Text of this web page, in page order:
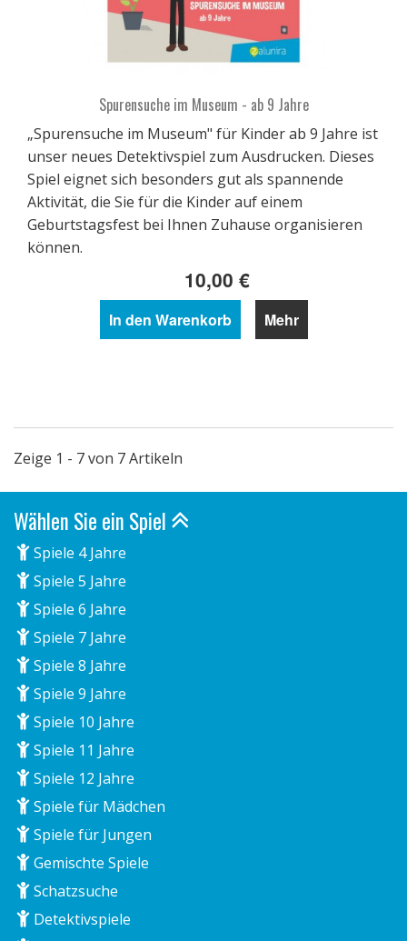
Spurensuche im Museum - ab 9 Jahre
„Spurensuche im Museum" für Kinder ab 9 Jahre ist
unser neues Detektivspiel zum Ausdrucken. Dieses
Spiel eignet sich besonders gut als spannende
Aktivität, die Sie für die Kinder auf einem
Geburtstagsfest bei Ihnen Zuhause organisieren
können.
10,00 €
In den Warenkorb Mehr
Zeige 1 - 7 von 7 Artikeln
Wählen Sie ein Spiel
Spiele 4 Jahre
Spiele 5 Jahre
Spiele 6 Jahre
Spiele 7 Jahre
Spiele 8 Jahre
Spiele 9 Jahre
Spiele 10 Jahre
Spiele 11 Jahre
Spiele 12 Jahre
Spiele für Mädchen
Spiele für Jungen
Gemischte Spiele
Schatzsuche
Detektivspiele